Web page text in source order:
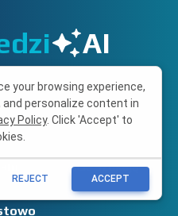
AI
a trudne przypadki
z auto-tłumaczeniami i
, gdzie goście szukają
your browsing experience,
personalize content in
Policy. Click 'Accept' to
REJECT ACCEPT